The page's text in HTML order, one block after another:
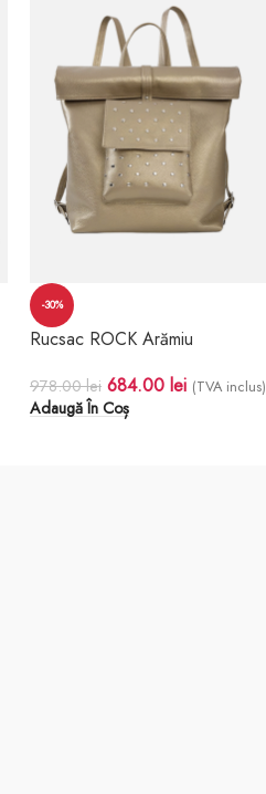
-30%
Rucsac ROCK Arămiu
978.00lei 684.00 lei (TVA inclus)
Adaugă În Coș